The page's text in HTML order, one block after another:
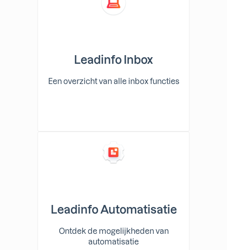
Leadinfo Inbox
Een overzicht van alle inbox functies
Leadinfo Automatisatie
Ontdek de mogelijkheden van
automatisatie